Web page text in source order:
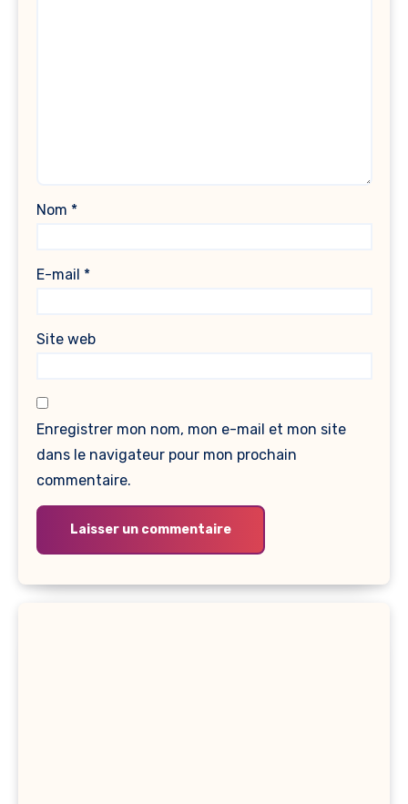
Nom *
E-mail *
Site web
Enregistrer mon nom, mon e-mail et mon site
dans le navigateur pour mon prochain
commentaire.